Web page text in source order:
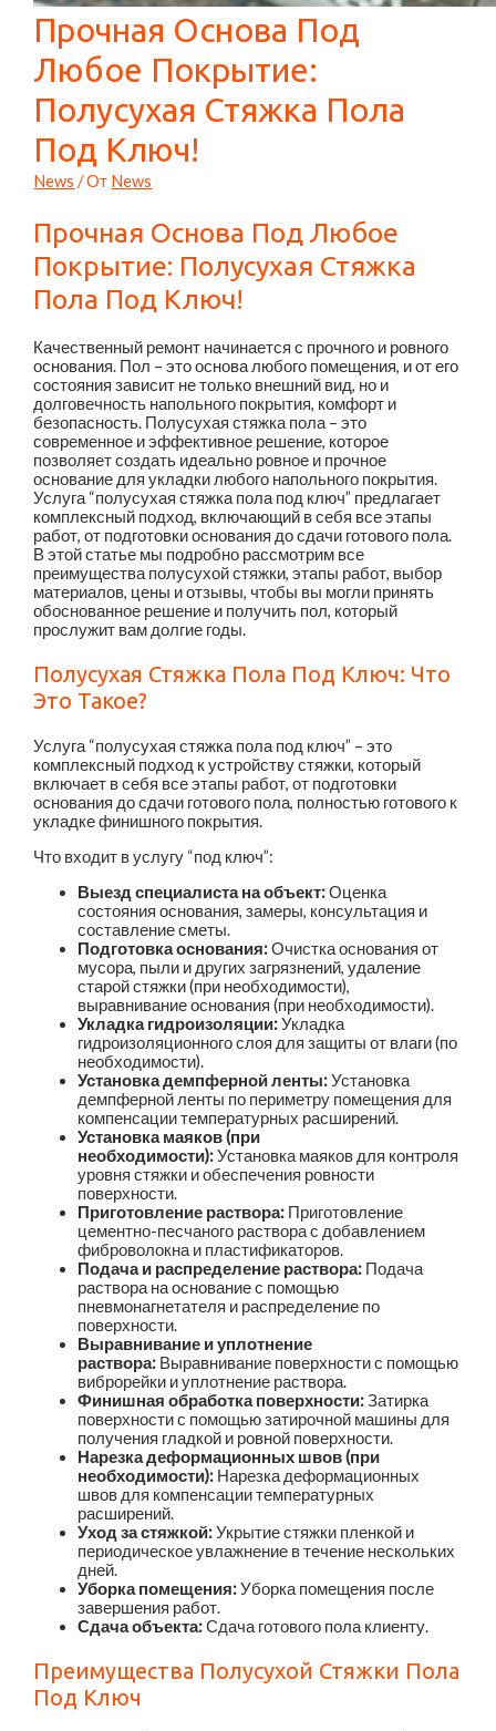
Прочная Основа Под
Любое Покрытие:
Полусухая Стяжка Пола
Под Ключ!
News / От News
Прочная Основа Под Любое
Покрытие: Полусухая Стяжка
Пола Под Ключ!
Качественный ремонт начинается с прочного и ровного
основания. Пол – это основа любого помещения, и от его
состояния зависит не только внешний вид, но и
долговечность напольного покрытия, комфорт и
безопасность. Полусухая стяжка пола – это
современное и эффективное решение, которое
позволяет создать идеально ровное и прочное
основание для укладки любого напольного покрытия.
Услуга “полусухая стяжка пола под ключ” предлагает
комплексный подход, включающий в себя все этапы
работ, от подготовки основания до сдачи готового пола.
В этой статье мы подробно рассмотрим все
преимущества полусухой стяжки, этапы работ, выбор
материалов, цены и отзывы, чтобы вы могли принять
обоснованное решение и получить пол, который
прослужит вам долгие годы.
Полусухая Стяжка Пола Под Ключ: Что
Это Такое?
Услуга “полусухая стяжка пола под ключ” – это
комплексный подход к устройству стяжки, который
включает в себя все этапы работ, от подготовки
основания до сдачи готового пола, полностью готового к
укладке финишного покрытия.
Что входит в услугу “под ключ”:
Выезд специалиста на объект:Оценка
состояния основания, замеры, консультация и
составление сметы.
Подготовка основания:Очистка основания от
мусора, пыли и других загрязнений, удаление
старой стяжки (при необходимости),
выравнивание основания (при необходимости).
Укладка гидроизоляции:Укладка
гидроизоляционного слоя для защиты от влаги (по
необходимости).
Установка демпферной ленты:Установка
демпферной ленты по периметру помещения для
компенсации температурных расширений.
Установка маяков (при
необходимости):Установка маяков для контроля
уровня стяжки и обеспечения ровности
поверхности.
Приготовление раствора: Приготовление
цементно-песчаного раствора с добавлением
фиброволокна и пластификаторов.
Подача и распределение раствора: Подача
раствора на основание с помощью
пневмонагнетателя и распределение по
поверхности.
Выравнивание и уплотнение
раствора: Выравнивание поверхности с помощью
виброрейки и уплотнение раствора.
Финишная обработка поверхности:Затирка
поверхности с помощью затирочной машины для
получения гладкой и ровной поверхности.
Нарезка деформационных швов (при
необходимости): Нарезка деформационных
швов для компенсации температурных
расширений.
Уход за стяжкой:Укрытие стяжки пленкой и
периодическое увлажнение в течение нескольких
дней.
Уборка помещения:Уборка помещения после
завершения работ.
Сдача объекта:Сдача готового пола клиенту.
Преимущества Полусухой Стяжки Пола
Под Ключ